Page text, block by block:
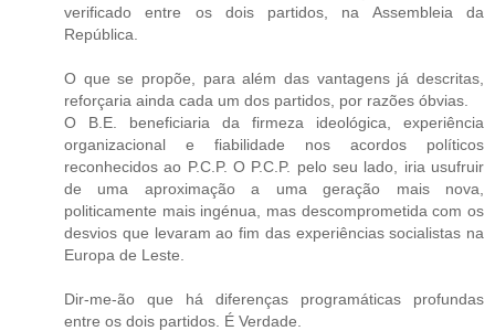
verificado entre os dois partidos, na Assembleia da
República.
O que se propõe, para além das vantagens já descritas,
reforçaria ainda cada um dos partidos, por razões óbvias.
O B.E. beneficiaria da firmeza ideológica, experiência
organizacional e fiabilidade nos acordos políticos
reconhecidos ao P.C.P. O P.C.P. pelo seu lado, iria usufruir
de uma aproximação a uma geração mais nova,
politicamente mais ingénua, mas descomprometida com os
desvios que levaram ao fim das experiências socialistas na
Europa de Leste.
Dir-me-ão que há diferenças programáticas profundas
entre os dois partidos. É Verdade.